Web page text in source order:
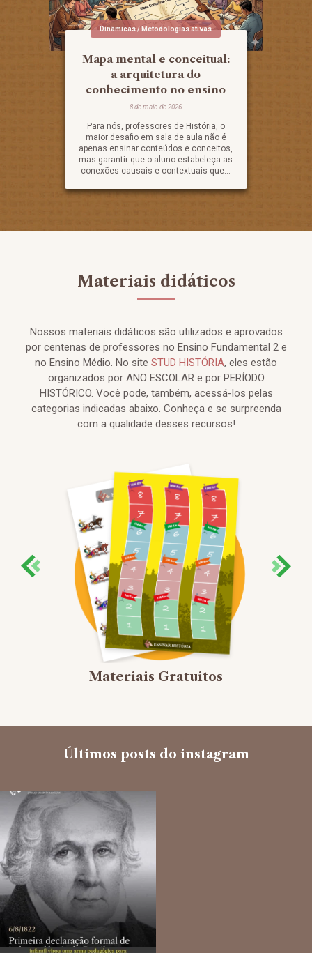
Dinâmicas / Metodologias ativas
Mapa mental e conceitual:
a arquitetura do
conhecimento no ensino
8 de maio de 2026
Para nós, professores de História, o
maior desafio em sala de aula não é
apenas ensinar conteúdos e conceitos,
mas garantir que o aluno estabeleça as
conexões causais e contextuais que...
Materiais didáticos
Nossos materiais didáticos são utilizados e aprovados
por centenas de professores no Ensino Fundamental 2 e
no Ensino Médio. No site STUD HISTÓRIA, eles estão
organizados por ANO ESCOLAR e por PERÍODO
HISTÓRICO. Você pode, também, acessá-los pelas
categorias indicadas abaixo. Conheça e se surpreenda
com a qualidade desses recursos!
Materiais Gratuitos
Últimos posts do instagram